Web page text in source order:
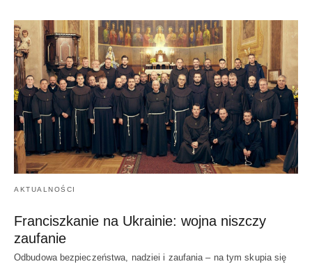
AKTUALNOŚCI
Franciszkanie na Ukrainie: wojna niszczy
zaufanie
Odbudowa bezpieczeństwa, nadziei i zaufania – na tym skupia się